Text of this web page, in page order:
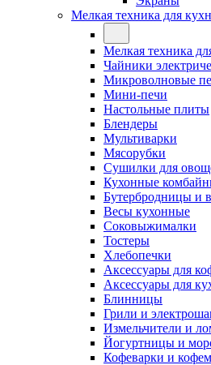
Мелкая техника для
Мелкая техника
Чайники
Микроволновые
Мини-печи
Настольные плиты
Блендеры
Мультиварки
Мясорубки
Сушилки для
Кухонные
Бутербродницы и
Весы кухонные
Соковыжималки
Тостеры
Хлебопечки
Аксессуары для
Аксессуары для
Блинницы
Грили и
Измельчители и
Йогуртницы и
Кофеварки и